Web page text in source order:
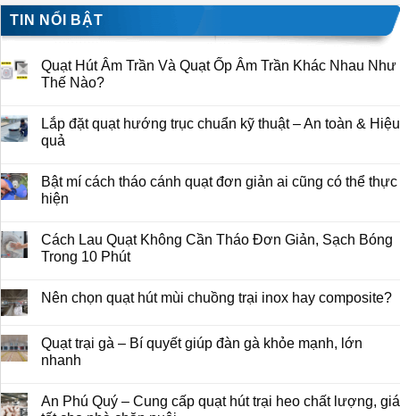
TIN NỔI BẬT
Quạt Hút Âm Trần Và Quạt Ốp Âm Trần Khác Nhau Như
Thế Nào?
Lắp đặt quạt hướng trục chuẩn kỹ thuật – An toàn & Hiệu
quả
Bật mí cách tháo cánh quạt đơn giản ai cũng có thể thực
hiện
Cách Lau Quạt Không Cần Tháo Đơn Giản, Sạch Bóng
Trong 10 Phút
Nên chọn quạt hút mùi chuồng trại inox hay composite?
Quạt trại gà – Bí quyết giúp đàn gà khỏe mạnh, lớn
nhanh
An Phú Quý – Cung cấp quạt hút trại heo chất lượng, giá